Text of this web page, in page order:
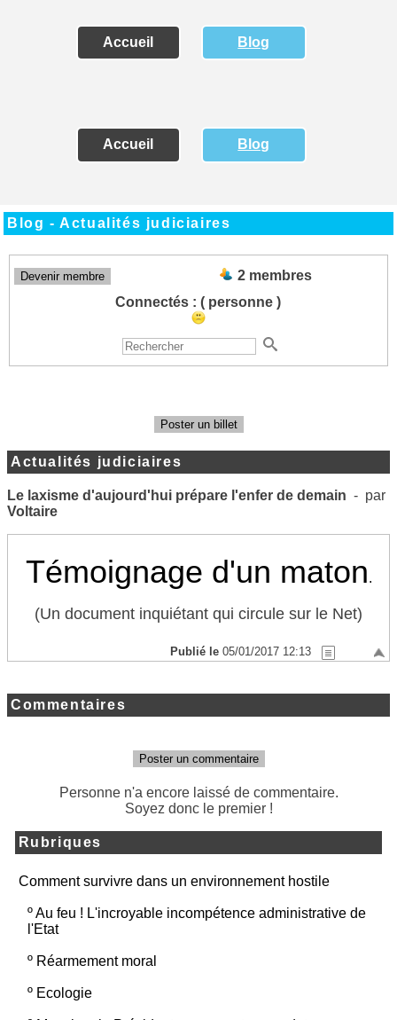
Accueil Blog
Accueil Blog
Blog - Actualités judiciaires
Devenir membre
2 membres
Connectés : ( personne )
Poster un billet
Actualités judiciaires
Le laxisme d'aujourd'hui prépare l'enfer de demain - par
Voltaire
Témoignage d'un maton.
(Un document inquiétant qui circule sur le Net)
Publié le 05/01/2017 12:13
Commentaires
Poster un commentaire
Personne n'a encore laissé de commentaire.
Soyez donc le premier !
Rubriques
Comment survivre dans un environnement hostile
ºAu feu ! L'incroyable incompétence administrative de
l'Etat
º Réarmement moral
º Ecologie